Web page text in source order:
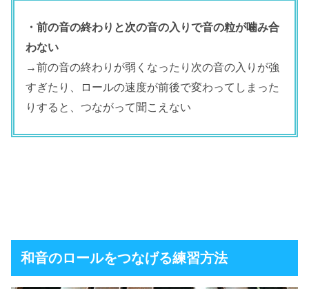
・前の音の終わりと次の音の入りで音の粒が噛み合
わない
→前の音の終わりが弱くなったり次の音の入りが強
すぎたり、ロールの速度が前後で変わってしまった
りすると、つながって聞こえない
和音のロールをつなげる練習方法